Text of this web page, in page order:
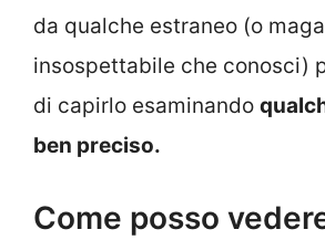
da qualche estraneo (o
insospettabile che conosci)
di capirlo esaminando
ben preciso.
Come posso